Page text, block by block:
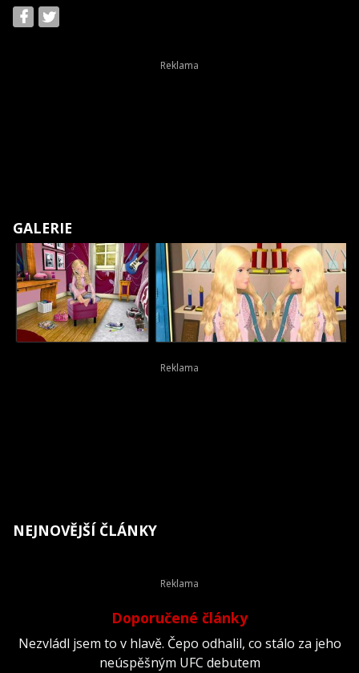
GALERIE
NEJNOVĚJŠÍ ČLÁNKY
Doporučené články
Nezvládl jsem to v hlavě. Čepo odhalil, co stálo za jeho
neúspěšným UFC debutem